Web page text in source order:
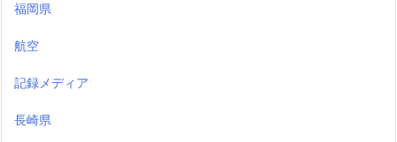
福岡県
航空
記録メディア
長崎県